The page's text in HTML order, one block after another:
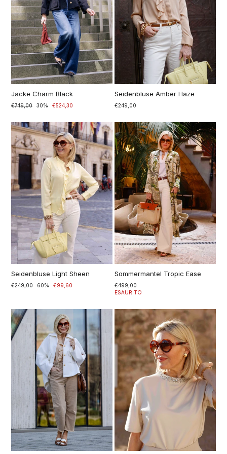
Jacke Charm Black
Prezzo
€749,00
Prezzo
30% €524,30
Seidenbluse Amber Haze
€249,00
Seidenbluse Light Sheen
Prezzo
€249,00
Prezzo
60% €99,60
Sommermantel Tropic Ease
€499,00
ESAURITO